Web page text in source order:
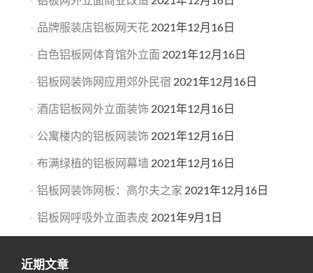
品牌服装店铝板网天花 2021年12月16日
白色铝板网体育馆外立面 2021年12月16日
铝板网装饰网应用郊外民宿 2021年12月16日
酒店铝板网外立面装饰 2021年12月16日
公寓楼内的铝板网装饰 2021年12月16日
布满绿植的铝板网幕墙 2021年12月16日
铝板网装饰网板：高尔夫之家 2021年12月16日
铝板网呼吸外立面表皮 2021年9月1日
近期文章